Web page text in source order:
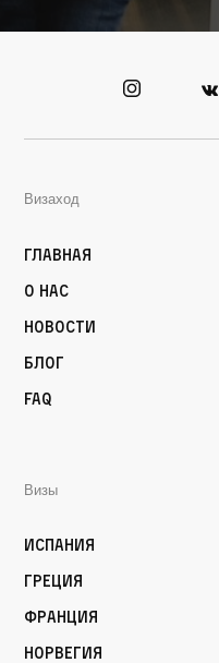
Визаход
Главная
О нас
Новости
Блог
FAQ
Визы
Испания
Греция
Франция
Норвегия